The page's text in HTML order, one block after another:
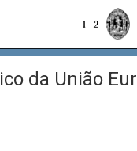
da União